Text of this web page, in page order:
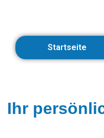
Startseite
Ihr